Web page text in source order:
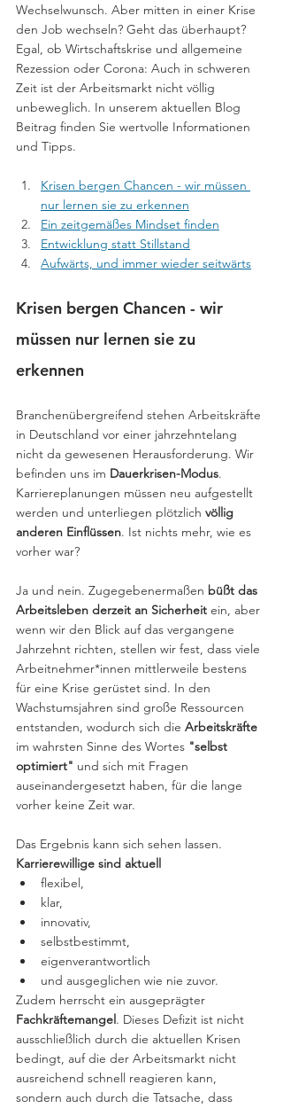
Wechselwunsch. Aber mitten in einer Krise
den Job wechseln? Geht das überhaupt?
Egal, ob Wirtschaftskrise und allgemeine
Rezession oder Corona: Auch in schweren
Zeit ist der Arbeitsmarkt nicht völlig
unbeweglich. In unserem aktuellen Blog
Beitrag finden Sie wertvolle Informationen
und Tipps.
Krisen bergen Chancen - wir müssen
nur lernen sie zu erkennen
Ein zeitgemäßes Mindset finden
Entwicklung statt Stillstand
Aufwärts, und immer wieder seitwärts
Krisen bergen Chancen - wir
müssen nur lernen sie zu
erkennen
Branchenübergreifend stehen Arbeitskräfte
in Deutschland vor einer jahrzehntelang
nicht da gewesenen Herausforderung. Wir
befinden uns im Dauerkrisen-Modus.
Karriereplanungen müssen neu aufgestellt
werden und unterliegen plötzlich völlig
anderen Einflüssen. Ist nichts mehr, wie es
vorher war?
Ja und nein. Zugegebenermaßen büßt das
Arbeitsleben derzeit an Sicherheit ein, aber
wenn wir den Blick auf das vergangene
Jahrzehnt richten, stellen wir fest, dass viele
Arbeitnehmer*innen mittlerweile bestens
für eine Krise gerüstet sind. In den
Wachstumsjahren sind große Ressourcen
entstanden, wodurch sich die Arbeitskräfte
im wahrsten Sinne des Wortes "selbst
optimiert" und sich mit Fragen
auseinandergesetzt haben, für die lange
vorher keine Zeit war.
Das Ergebnis kann sich sehen lassen.
Karrierewillige sind aktuell
flexibel,
klar,
innovativ,
selbstbestimmt,
eigenverantwortlich
und ausgeglichen wie nie zuvor.
Zudem herrscht ein ausgeprägter
Fachkräftemangel. Dieses Defizit ist nicht
ausschließlich durch die aktuellen Krisen
bedingt, auf die der Arbeitsmarkt nicht
ausreichend schnell reagieren kann,
sondern auch durch die Tatsache, dass